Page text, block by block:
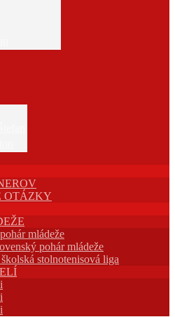
OTÁZKY
mládeže
pohár mládeže
stolnotenisová liga